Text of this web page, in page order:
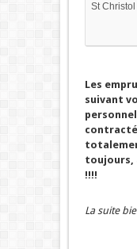
St Christol
Les
suivant
toujours,
!!!!
La suite